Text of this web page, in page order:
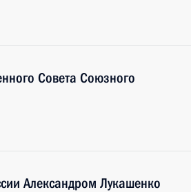
Совета Союзного
Александром Лукашенко